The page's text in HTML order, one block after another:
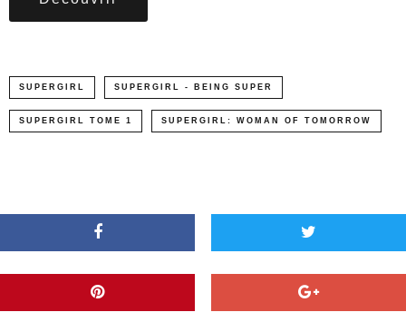
SUPERGIRL SUPERGIRL - BEING SUPER
SUPERGIRL TOME 1 SUPERGIRL: WOMAN OF TOMORROW